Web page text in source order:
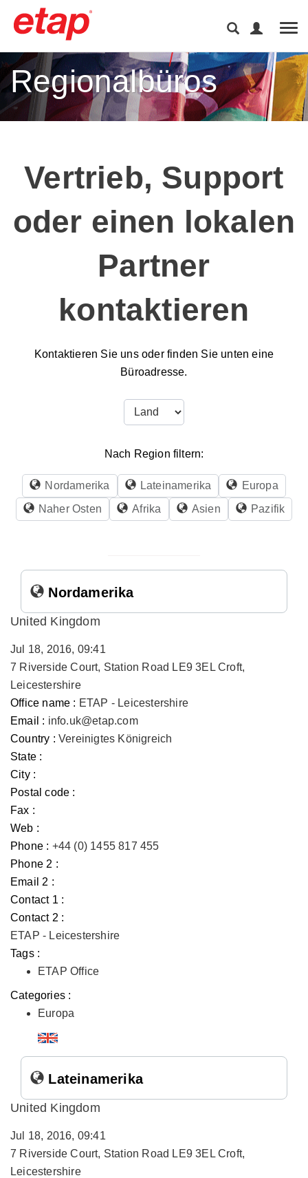
Regionalbüros
Vertrieb, Support
oder einen lokalen
Partner
kontaktieren
Kontaktieren Sie uns oder finden Sie unten eine
Büroadresse.
Nach Region filtern:
Nordamerika Lateinamerika
Europa
Naher Osten
Afrika Asien Pazifik
Nordamerika
United Kingdom
Jul 18, 2016, 09:41
7 Riverside Court, Station Road LE9 3EL Croft,
Leicestershire
Office name : ETAP - Leicestershire
Email : info.uk@etap.com
Country : Vereinigtes Königreich
State :
City :
Postal code :
Fax :
Web :
Phone : +44 (0) 1455 817 455
Phone 2 :
Email 2 :
Contact 1 :
Contact 2 :
ETAP - Leicestershire
Tags :
ETAP Office
Categories :
Europa
Lateinamerika
United Kingdom
Jul 18, 2016, 09:41
7 Riverside Court, Station Road LE9 3EL Croft,
Leicestershire